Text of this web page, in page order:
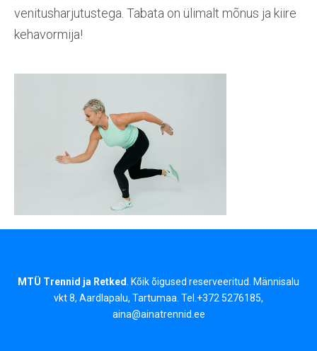
venitusharjutustega. Tabata on ülimalt mõnus ja kiire
kehavormija!
MTÜ Trennid ja Retked
. Kõik õigused reserveeritud. Männisalu
vkt 8, Aardlapalu, Tartumaa. Tel.+372 5276185,
aina@ainatrennid.ee